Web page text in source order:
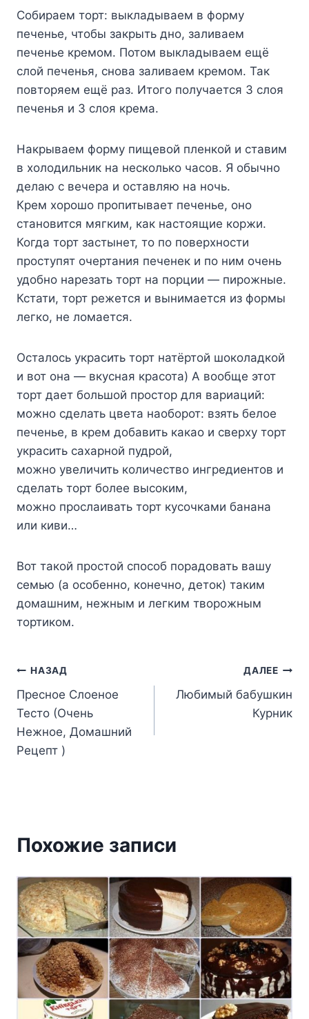
Собираем торт: выкладываем в форму
печенье, чтобы закрыть дно, заливаем
печенье кремом. Потом выкладываем ещё
слой печенья, снова заливаем кремом. Так
повторяем ещё раз. Итого получается 3 слоя
печенья и 3 слоя крема.
Накрываем форму пищевой пленкой и ставим
в холодильник на несколько часов. Я обычно
делаю с вечера и оставляю на ночь.
Крем хорошо пропитывает печенье, оно
становится мягким, как настоящие коржи.
Когда торт застынет, то по поверхности
проступят очертания печенек и по ним очень
удобно нарезать торт на порции — пирожные.
Кстати, торт режется и вынимается из формы
легко, не ломается.
Осталось украсить торт натёртой шоколадкой
и вот она — вкусная красота) А вообще этот
торт дает большой простор для вариаций:
можно сделать цвета наоборот: взять белое
печенье, в крем добавить какао и сверху торт
украсить сахарной пудрой,
можно увеличить количество ингредиентов и
сделать торт более высоким,
можно прослаивать торт кусочками банана
или киви…
Вот такой простой способ порадовать вашу
семью (а особенно, конечно, деток) таким
домашним, нежным и легким творожным
тортиком.
Навигация
по
записям
НАЗАД
Пресное Слоеное
Тесто (Очень
Нежное, Домашний
Рецепт )
ДАЛЕЕ
Любимый бабушкин
Курник
Похожие записи